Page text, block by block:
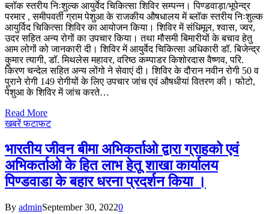
ब्लॉक स्तरीय निःशुल्क आयुर्वेद चिकित्सा शिविर सम्पन्न। पिण्डवाड़ा/भूपेन्द्र
परमार , समीपवर्ती ग्राम पेशुआ के राजकीय औषधालय में ब्लॉक स्तरीय निःशुल्क
आयुर्विद चिकित्सा शिविर का आयोजन किया। शिविर में संधिमूल, श्वास, ज्वर,
उदर सहित अन्य रोगों का उपचार किया। तथा मौसमी बिमारीयों के बचाव हेतु
आम लोगों को जानकारी दी। शिविर में आयुर्वेद चिकित्सा अधिकारी डॉ. बिजेन्द्र
कुमार त्यागी, डॉ. मिथलेस महावर, वरिष्ठ कम्पाडर किशोरदास वैष्णव, परि.
किरण चन्देल सहित अन्य लोंगो ने सेवाएं दी। शिविर के दौरान नवीन रोगी 50 व
पुराने रोगी 149 रोगीयों के लिए उपचार जांच एवं औषधीयां वितरण की। फोटो,
पेशुआ के शिविर में जांच करते…
Read More
खबरें फटाफट
भारतीय जीवन बीमा अभिकर्ताओ द्वारा ग्राहको एवं
अभिकर्ताओ के हित लाभ हेतू शाखा कार्यालय
पिण्डवाडा के बहार धरना प्रदर्शन किया ।
By adminSeptember 30, 20220